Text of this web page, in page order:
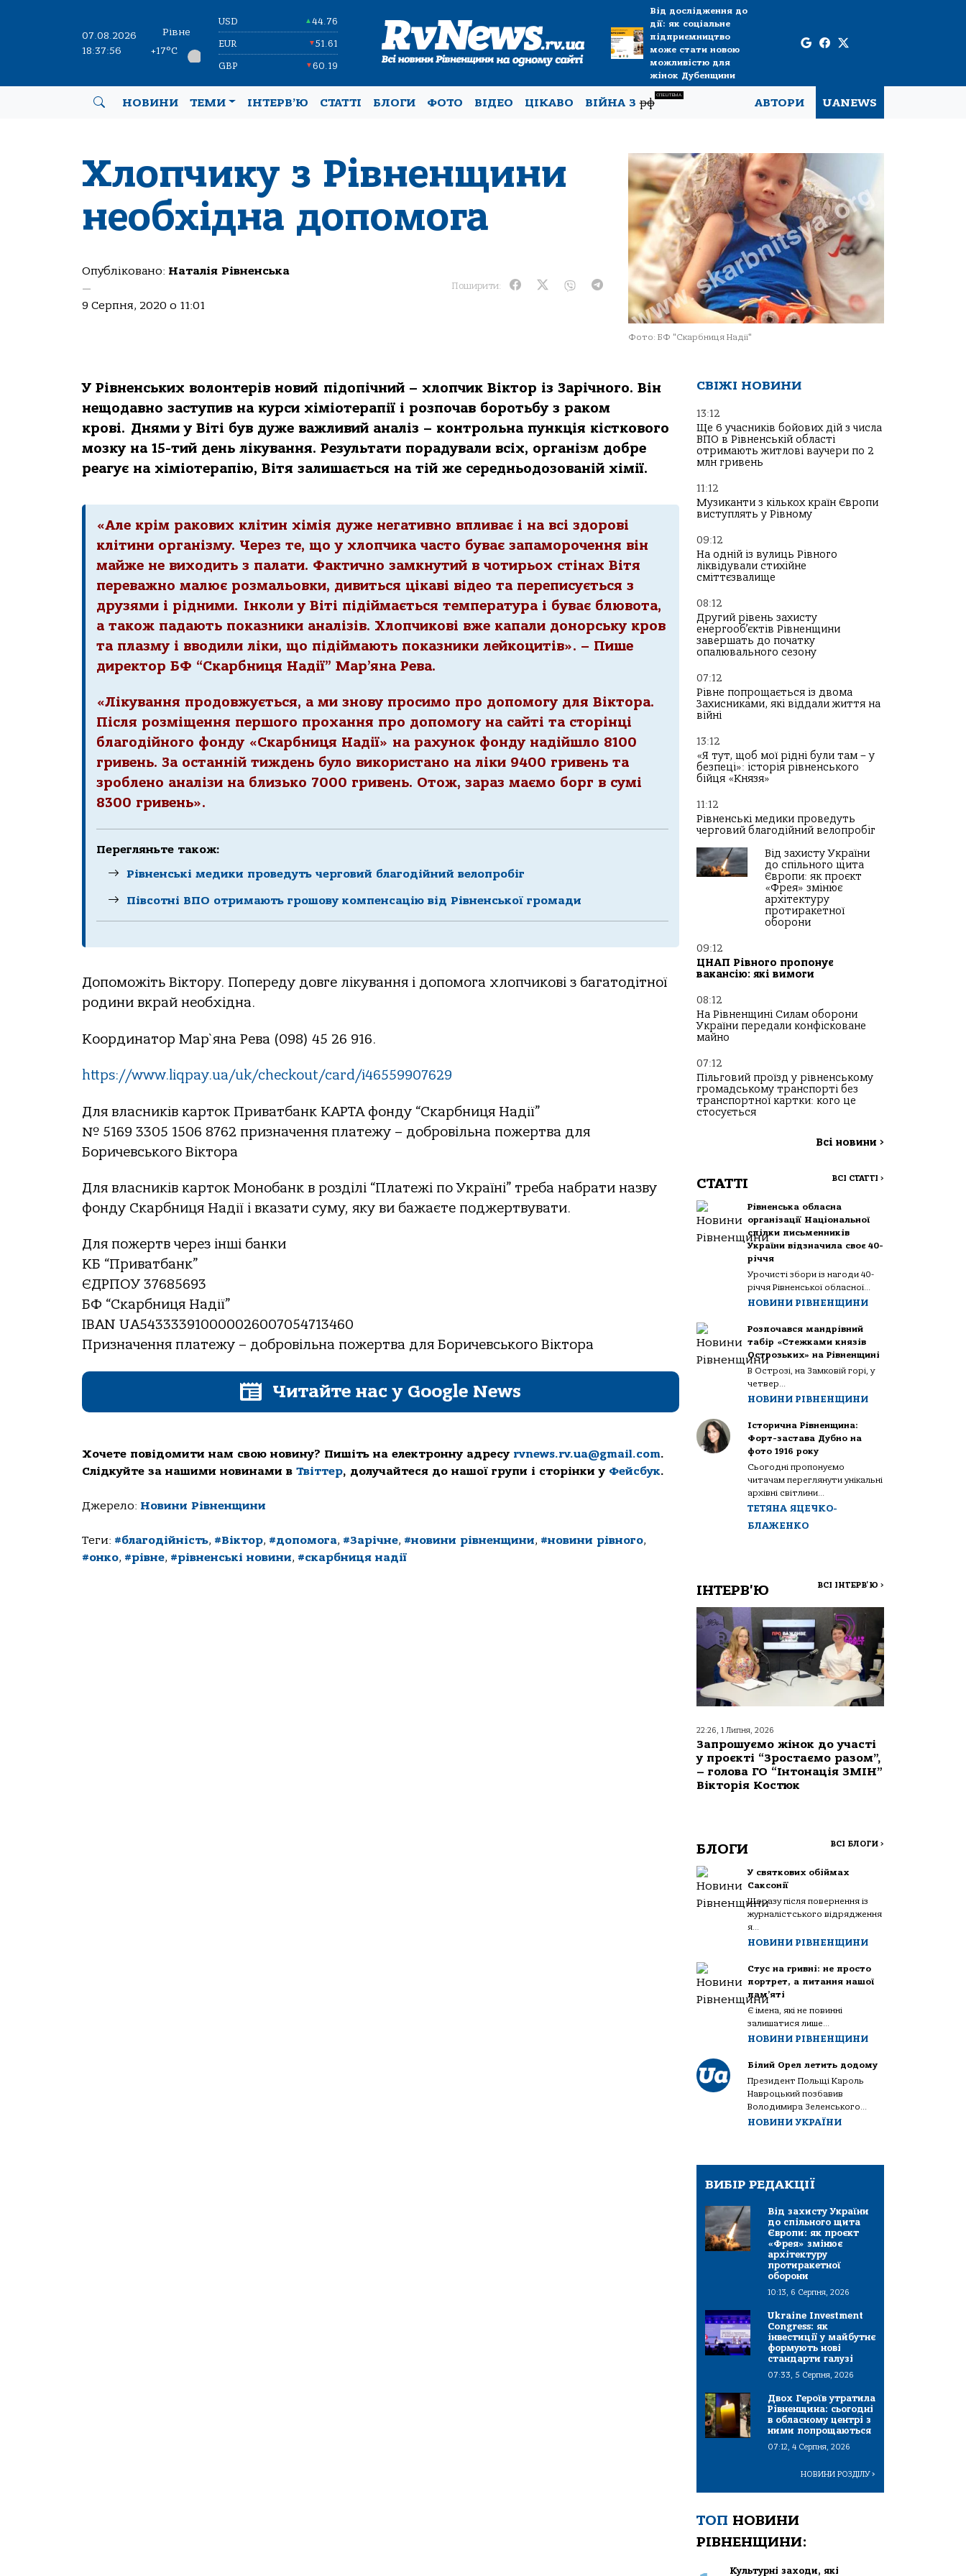
07.08.2026
18:37:57
Рівне
+17°C
USD ▲44.76
EUR ▼51.61
GBP ▼60.19
Від дослідження до
дії: як соціальне
підприємництво
може стати новою
можливістю для
жінок Дубенщини
НОВИНИ ТЕМИ ІНТЕРВ’Ю СТАТТІ БЛОГИ ФОТО ВІДЕО ЦІКАВО ВІЙНА Зрф
СПЕЦТЕМА
АВТОРИ UANEWS
Хлопчику з Рівненщини
необхідна допомога
Опубліковано: Наталія Рівненська
—
9 Серпня, 2020 о 11:01
Поширити:
Фото: БФ "Скарбниця Надії"
У Рівненських волонтерів новий підопічний – хлопчик Віктор із Зарічного. Він
нещодавно заступив на курси хіміотерапії і розпочав боротьбу з раком
крові. Днями у Віті був дуже важливий аналіз – контрольна пункція кісткового
мозку на 15-тий день лікування. Результати порадували всіх, організм добре
реагує на хіміотерапію, Вітя залишається на тій же середньодозованій хімії.
«Але крім ракових клітин хімія дуже негативно впливає і на всі здорові
клітини організму. Через те, що у хлопчика часто буває запаморочення він
майже не виходить з палати. Фактично замкнутий в чотирьох стінах Вітя
переважно малює розмальовки, дивиться цікаві відео та переписується з
друзями і рідними. Інколи у Віті підіймається температура і буває блювота,
а також падають показники аналізів. Хлопчикові вже капали донорську кров
та плазму і вводили ліки, що підіймають показники лейкоцитів». – Пише
директор БФ “Скарбниця Надії” Мар’яна Рева.
«Лікування продовжується, а ми знову просимо про допомогу для Віктора.
Після розміщення першого прохання про допомогу на сайті та сторінці
благодійного фонду «Скарбниця Надії» на рахунок фонду надійшло 8100
гривень. За останній тиждень було використано на ліки 9400 гривень та
зроблено аналізи на близько 7000 гривень. Отож, зараз маємо борг в сумі
8300 гривень».
Перегляньте також:
Рівненські медики проведуть черговий благодійний велопробіг
Півсотні ВПО отримають грошову компенсацію від Рівненської громади
Допоможіть Віктору. Попереду довге лікування і допомога хлопчикові з багатодітної
родини вкрай необхідна.
Координатор Мар`яна Рева (098) 45 26 916.
https://www.liqpay.ua/uk/checkout/card/i46559907629
Для власників карток Приватбанк КАРТА фонду “Скарбниця Надії”
№ 5169 3305 1506 8762 призначення платежу – добровільна пожертва для
Боричевського Віктора
Для власників карток Монобанк в розділі “Платежі по Україні” треба набрати назву
фонду Скарбниця Надії і вказати суму, яку ви бажаєте поджертвувати.
Для пожертв через інші банки
КБ “Приватбанк”
ЄДРПОУ 37685693
БФ “Скарбниця Надії”
IBAN UA543333910000026007054713460
Призначення платежу – добровільна пожертва для Боричевського Віктора
Читайте нас у Google News
Хочете повідомити нам свою новину? Пишіть на електронну адресу rvnews.rv.ua@gmail.com.
Слідкуйте за нашими новинами в Твіттер, долучайтеся до нашої групи і сторінки у Фейсбук.
Джерело: Новини Рівненщини
Теги: #благодійність, #Віктор, #допомога, #Зарічне, #новини рівненщини, #новини рівного,
#онко, #рівне, #рівненські новини, #скарбниця надії
СВІЖІ НОВИНИ
13:12
Ще 6 учасників бойових дій з числа
ВПО в Рівненській області
отримають житлові ваучери по 2
млн гривень
11:12
Музиканти з кількох країн Європи
виступлять у Рівному
09:12
На одній із вулиць Рівного
ліквідували стихійне
сміттєзвалище
08:12
Другий рівень захисту
енергооб’єктів Рівненщини
завершать до початку
опалювального сезону
07:12
Рівне попрощається із двома
Захисниками, які віддали життя на
війні
13:12
«Я тут, щоб мої рідні були там – у
безпеці»: історія рівненського
бійця «Князя»
11:12
Рівненські медики проведуть
черговий благодійний велопробіг
Від захисту України
до спільного щита
Європи: як проєкт
«Фрея» змінює
архітектуру
протиракетної
оборони
09:12
ЦНАП Рівного пропонує
вакансію: які вимоги
08:12
На Рівненщині Силам оборони
України передали конфісковане
майно
07:12
Пільговий проїзд у рівненському
громадському транспорті без
транспортної картки: кого це
стосується
Всі новини >
СТАТТІ ВСІ СТАТТІ >
Рівненська обласна
організації Національної
спілки письменників
України відзначила своє 40-
річчя
Урочисті збори із нагоди 40-
річчя Рівненської обласної...
НОВИНИ РІВНЕНЩИНИ
Розпочався мандрівний
табір «Стежками князів
Острозьких» на Рівненщині
В Острозі, на Замковій горі, у
четвер...
НОВИНИ РІВНЕНЩИНИ
Історична Рівненщина:
Форт-застава Дубно на
фото 1916 року
Сьогодні пропонуємо
читачам переглянути унікальні
архівні світлини...
ТЕТЯНА ЯЦЕЧКО-
БЛАЖЕНКО
ІНТЕРВ'Ю ВСІ ІНТЕРВ'Ю >
22:26, 1 Липня, 2026
Запрошуємо жінок до участі
у проєкті “Зростаємо разом”,
– голова ГО “Інтонація ЗМІН”
Вікторія Костюк
БЛОГИ ВСІ БЛОГИ >
У святкових обіймах
Саксонії
Щоразу після повернення із
журналістського відрядження
я...
НОВИНИ РІВНЕНЩИНИ
Стус на гривні: не просто
портрет, а питання нашої
пам’яті
Є імена, які не повинні
залишатися лише...
НОВИНИ РІВНЕНЩИНИ
Білий Орел летить додому
Президент Польщі Кароль
Навроцький позбавив
Володимира Зеленського...
НОВИНИ УКРАЇНИ
ВИБІР РЕДАКЦІЇ
Від захисту України
до спільного щита
Європи: як проєкт
«Фрея» змінює
архітектуру
протиракетної
оборони
10:13, 6 Серпня, 2026
Ukraine Investment
Congress: як
інвестиції у майбутнє
формують нові
стандарти галузі
07:33, 5 Серпня, 2026
Двох Героїв утратила
Рівненщина: сьогодні
в обласному центрі з
ними попрощаються
07:12, 4 Серпня, 2026
НОВИНИ РОЗДІЛУ>
ТОП НОВИНИ
РІВНЕНЩИНИ:
Культурні заходи, які